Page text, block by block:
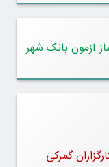
آزمون بانک شهر
گمرکی